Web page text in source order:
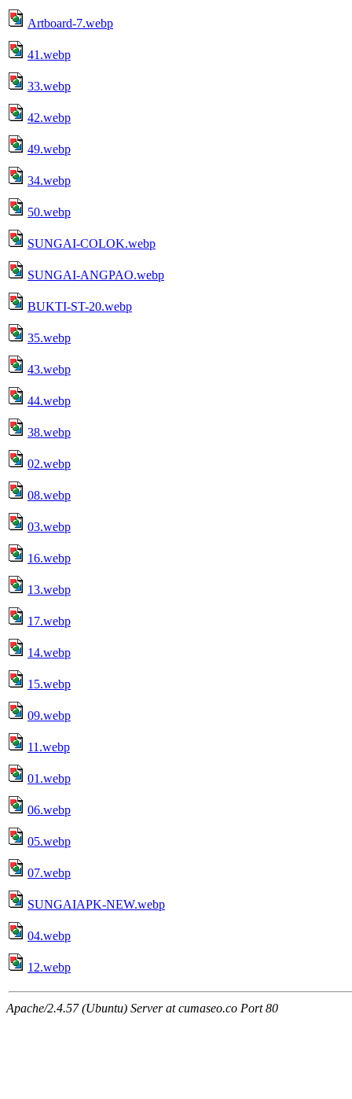
Artboard-7.webp
41.webp
33.webp
42.webp
49.webp
34.webp
50.webp
SUNGAI-COLOK.webp
SUNGAI-ANGPAO.webp
BUKTI-ST-20.webp
35.webp
43.webp
44.webp
38.webp
02.webp
08.webp
03.webp
16.webp
13.webp
17.webp
14.webp
15.webp
09.webp
11.webp
01.webp
06.webp
05.webp
07.webp
SUNGAIAPK-NEW.webp
04.webp
12.webp
Apache/2.4.57 (Ubuntu) Server at cumaseo.co Port 80